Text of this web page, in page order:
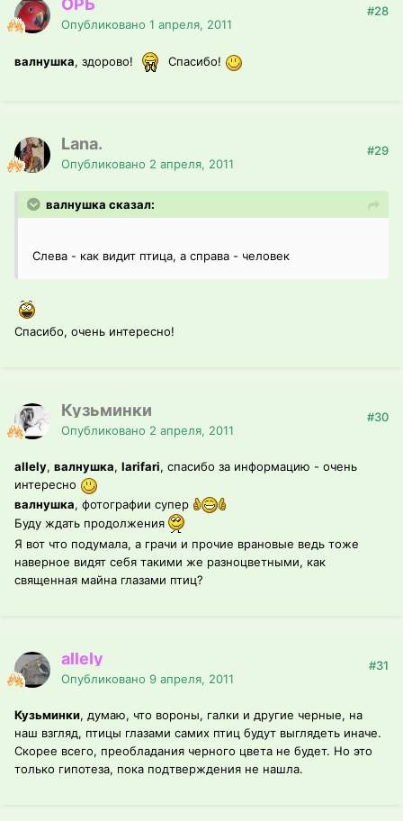
ОРЬ
Опубликовано 1 апреля, 2011
#28
валнушка, здорово! Спасибо!
Lana.
Опубликовано 2 апреля, 2011
#29
валнушка сказал:
Слева - как видит птица, а справа - человек
Спасибо, очень интересно!
Кузьминки
Опубликовано 2 апреля, 2011
#30
allely, валнушка, larifari, спасибо за информацию - очень
интересно
валнушка, фотографии супер
Буду ждать продолжения
Я вот что подумала, а грачи и прочие врановые ведь тоже
наверное видят себя такими же разноцветными, как
священная майна глазами птиц?
allely
Опубликовано 9 апреля, 2011
#31
Кузьминки, думаю, что вороны, галки и другие черные, на
наш взгляд, птицы глазами самих птиц будут выглядеть иначе.
Скорее всего, преобладания черного цвета не будет. Но это
только гипотеза, пока подтверждения не нашла.